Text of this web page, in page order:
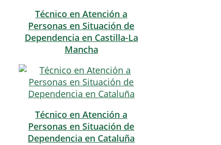
Técnico en Atención a
Personas en Situación de
Dependencia en Castilla-La
Mancha
Técnico en Atención a
Personas en Situación de
Dependencia en Cataluña